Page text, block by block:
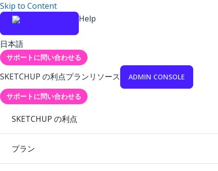
Skip to Content
Help
日本語
サポートに問い合わせる
SKETCHUP の利点プランリソース ADMIN CONSOLE
サポートに問い合わせる
SKETCHUP の利点
プラン